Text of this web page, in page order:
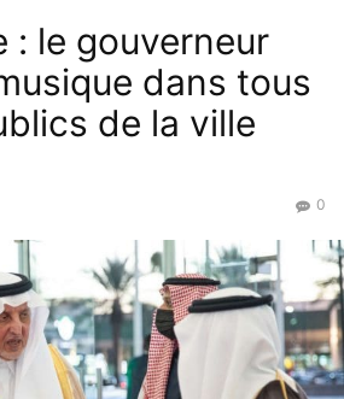
: le gouverneur
dans tous
de la ville
0